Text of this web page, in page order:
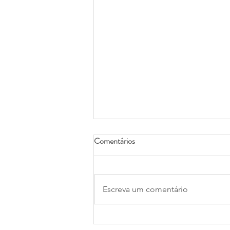
INSS para brasileiros no exterior:
Comentários
Escreva um comentário